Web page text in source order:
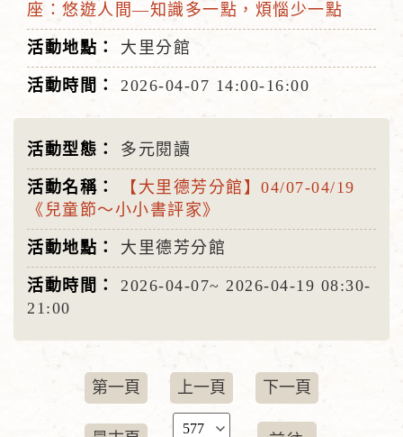
座：悠遊人間—知識多一點，煩惱少一點
大里分館
2026-04-07 14:00-16:00
多元閱讀
【大里德芳分館】04/07-04/19
《兒童節～小小書評家》
大里德芳分館
2026-04-07~ 2026-04-19 08:30-
21:00
第一頁 上一頁 下一頁